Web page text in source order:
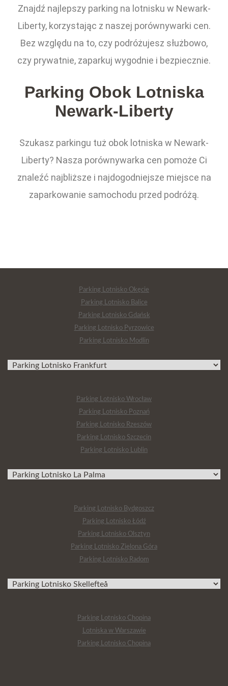
Znajdź najlepszy parking na lotnisku w Newark-
Liberty, korzystając z naszej porównywarki cen.
Bez względu na to, czy podróżujesz służbowo,
czy prywatnie, zaparkuj wygodnie i bezpiecznie.
Parking Obok Lotniska
Newark-Liberty
Szukasz parkingu tuż obok lotniska w Newark-
Liberty? Nasza porównywarka cen pomoże Ci
znaleźć najbliższe i najdogodniejsze miejsce na
zaparkowanie samochodu przed podróżą.
Parking Lotnisko Okęcie
Parking Lotnisko Balice
Parking Lotnisko Gdańsk
Parking Lotnisko Pyrzowice
Parking Lotnisko Modlin
Parking Lotnisko Wrocław
Parking Lotnisko Poznań
Parking Lotnisko Rzeszów
Parking Lotnisko Szczecin
Parking Lotnisko Lublin
Parking Lotnisko Bydgoszcz
Parking Lotnisko Łódź
Parking Lotnisko Olsztyn
Parking Lotnisko Zielona Góra
Parking Lotnisko Radom
Parking Lotnisko Chopina
Lotniska w Warszawie
Parking Lotnisko Chopina